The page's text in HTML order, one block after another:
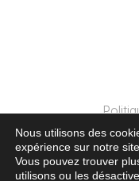
© 2024 Clics
Nous utilisons des
expérience sur notre site.
Vous pouvez trouver
utilisons ou les